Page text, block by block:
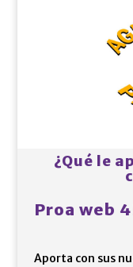
¿Qué le
Proa web
Aporta con sus